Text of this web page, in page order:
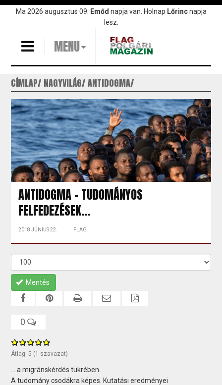
UgrásMa 2026 augusztus 09. Emőd napja van. Holnap Lőrincnapja
lesz.
MENU
CÍMLAP NAGYVILÁG ANTIDOGMA
ANTIDOGMA - TUDOMÁNYOS
FELFEDEZÉSEK...
2018 JÚNIUS 22. FLAG
Mentés
0
Átlag: 5 (1 szavazat)
... a migránskérdés tükrében.
A tudomány csodákra képes. Kutatási eredményei